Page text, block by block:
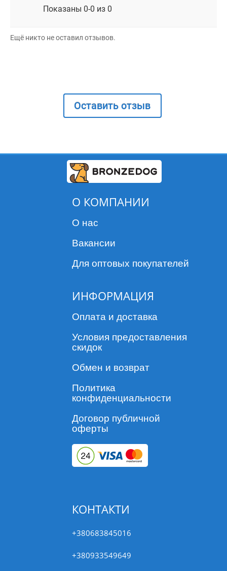
Показаны 0-0 из 0
Ещё никто не оставил отзывов.
Оставить отзыв
О КОМПАНИИ
О нас
Вакансии
Для оптовых покупателей
ИНФОРМАЦИЯ
Оплата и доставка
Условия предоставления
скидок
Обмен и возврат
Политика
конфиденциальности
Договор публичной
оферты
КОНТАКТИ
+380683845016
+380933549649